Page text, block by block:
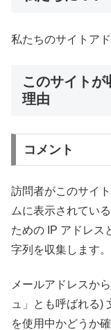
私たちのサイトア
このサイトが
理由
コメント
訪問者がこのサイ
ムに表示されてい
ための IP アドレス
字列を収集します。
メールアドレスか
ュ」とも呼ばれる)
を使用中かどうか